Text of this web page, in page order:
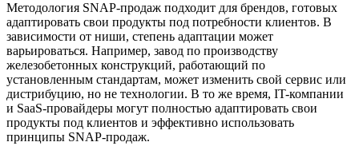
Методология SNAP-продаж подходит для брендов, готовых
адаптировать свои продукты под потребности клиентов. В
зависимости от ниши, степень адаптации может
варьироваться. Например, завод по производству
железобетонных конструкций, работающий по
установленным стандартам, может изменить свой сервис или
дистрибуцию, но не технологии. В то же время, IT-компании
и SaaS-провайдеры могут полностью адаптировать свои
продукты под клиентов и эффективно использовать
принципы SNAP-продаж.